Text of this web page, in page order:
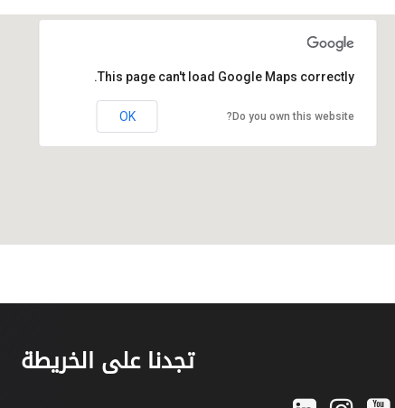
This page can't load Google Maps correctly.
Do you own this website?
OK
تجدنا على الخريطة